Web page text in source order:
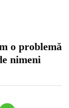
o problemă
nimeni